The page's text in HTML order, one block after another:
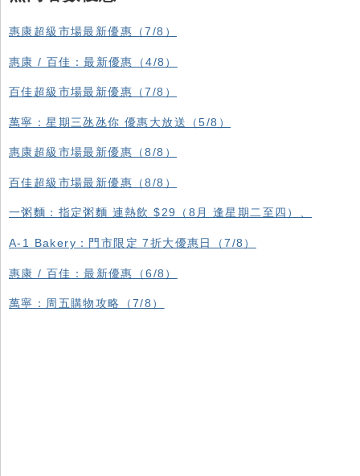
惠康超級市場最新優惠（7/8）
惠康 / 百佳：最新優惠（4/8）
百佳超級市場最新優惠（7/8）
萬寧：星期三氹氹你 優惠大放送（5/8）
惠康超級市場最新優惠（8/8）
百佳超級市場最新優惠（8/8）
一粥麵：指定粥麵 連熱飲 $29（8月 逢星期二至四）、
A-1 Bakery：門市限定 7折大優惠日（7/8）
惠康 / 百佳：最新優惠（6/8）
萬寧：周五購物攻略（7/8）